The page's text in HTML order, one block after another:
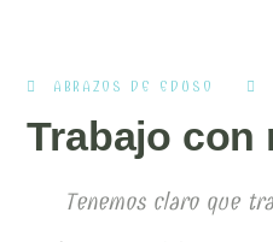
ABRAZOS DE EDUSO
Trabajo con
Tenemos claro que